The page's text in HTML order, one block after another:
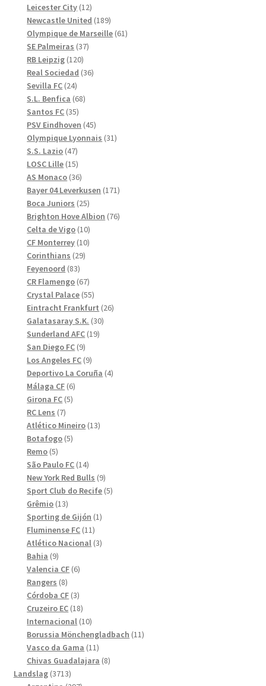
produkter
Leicester City 1212
produkter
Newcastle United 189189
produkter
Olympique de Marseille 6161
SE Palmeiras 3737
RB Leipzig 120120
produkter
Real Sociedad 3636
Sevilla FC 2424
produkter
S.L. Benfica 6868
Santos FC 3535
produkter
PSV Eindhoven 4545
produkter
Olympique Lyonnais 3131
S.S. Lazio 4747
produkter
LOSC Lille 1515
produkter
AS Monaco 3636
produkter
Bayer 04 Leverkusen 171171
Boca Juniors 2525
produkter
Brighton Hove Albion 7676
Celta de Vigo 1010
produkter
CF Monterrey 1010
Corinthians 2929
Feyenoord 8383
produkter
CR Flamengo 6767
produkter
Crystal Palace 5555
produkter
Eintracht Frankfurt 2626
Galatasaray S.K. 3030
Sunderland AFC 1919
San Diego FC 99
produkter
Los Angeles FC 99
produkter
Deportivo La Coruña 44
Málaga CF 66
Girona FC 55
RC Lens 77
produkter
Atlético Mineiro 1313
Botafogo 55
Remo 55
produkter
São Paulo FC 1414
produkter
New York Red Bulls 99
produkter
Sport Club do Recife 55
Grêmio 1313
produkter
Sporting de Gijón 11
Fluminense FC 1111
produkter
Atlético Nacional 33
Bahia 99
produkter
Valencia CF 66
Rangers 88
produkter
Córdoba CF 33
produkter
Cruzeiro EC 1818
produkter
Internacional 1010
produkter
Borussia Mönchengladbach 1111
Vasco da Gama 1111
produkter
Chivas Guadalajara 88
Landslag 37133713